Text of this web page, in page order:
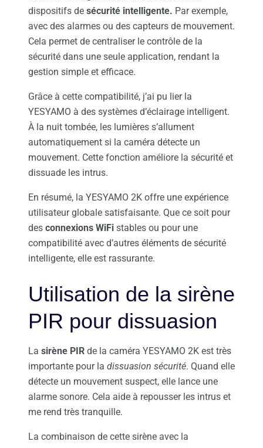
dispositifs de sécurité intelligente. Par exemple,
avec des alarmes ou des capteurs de mouvement.
Cela permet de centraliser le contrôle de la
sécurité dans une seule application, rendant la
gestion simple et efficace.
Grâce à cette compatibilité, j’ai pu lier la
YESYAMO à des systèmes d’éclairage intelligent.
À la nuit tombée, les lumières s’allument
automatiquement si la caméra détecte un
mouvement. Cette fonction améliore la sécurité et
dissuade les intrus.
En résumé, la YESYAMO 2K offre une expérience
utilisateur globale satisfaisante. Que ce soit pour
des connexions WiFi stables ou pour une
compatibilité avec d’autres éléments de sécurité
intelligente, elle est rassurante.
Utilisation de la sirène
PIR pour dissuasion
La sirène PIR de la caméra YESYAMO 2K est très
importante pour la dissuasion sécurité. Quand elle
détecte un mouvement suspect, elle lance une
alarme sonore. Cela aide à repousser les intrus et
me rend très tranquille.
La combinaison de cette sirène avec la